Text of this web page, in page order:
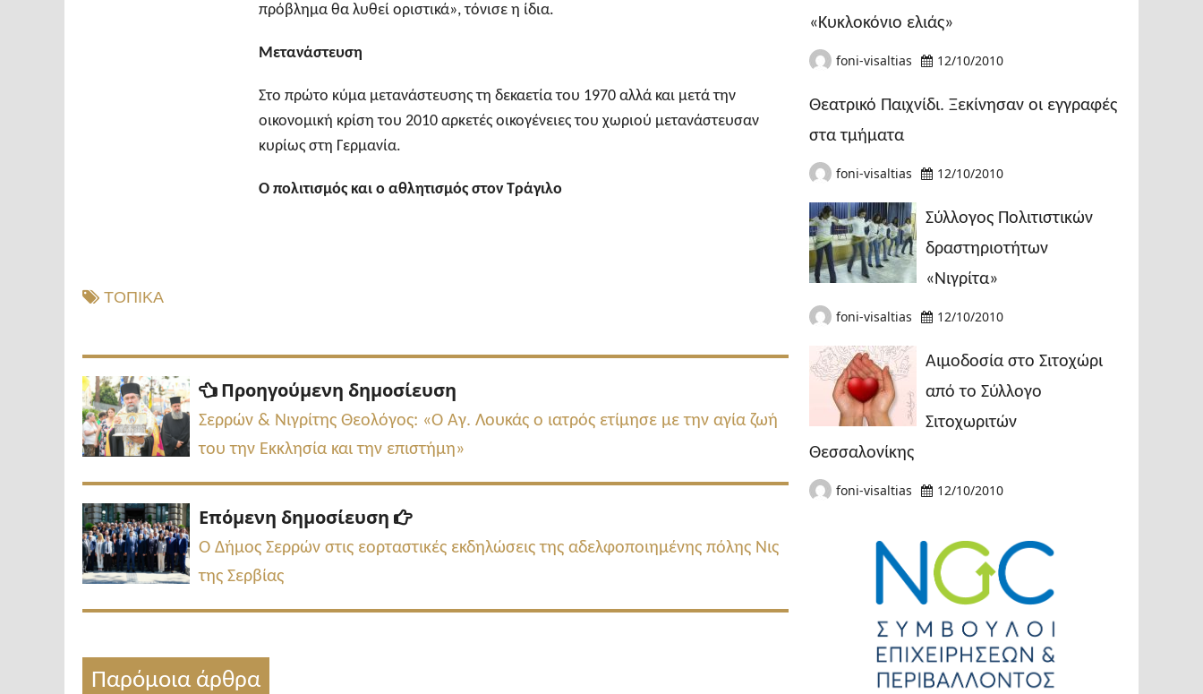
πρόβλημα θα λυθεί οριστικά», τόνισε η ίδια.
Μετανάστευση
Στο πρώτο κύμα μετανάστευσης τη δεκαετία του 1970 αλλά και μετά την
οικονομική κρίση του 2010 αρκετές οικογένειες του χωριού μετανάστευσαν
κυρίως στη Γερμανία.
Ο πολιτισμός και ο αθλητισμός στον Τράγιλο
ΤΟΠΙΚΑ
Πλοήγηση
άρθρων
Προηγούμενη δημοσίευση
δημοσίευση:
Σερρών & Νιγρίτης Θεολόγος: «Ο Άγ. Λουκάς ο ιατρός ετίμησε με την αγία ζωή
του την Εκκλησία και την επιστήμη»
Επόμενη δημοσίευση
Επόμενη
δημοσίευση:
Ο Δήμος Σερρών στις εορταστικές εκδηλώσεις της αδελφοποιημένης πόλης Νις
της Σερβίας
Παρόμοια άρθρα
«Κυκλοκόνιο ελιάς»
foni-visaltias 12/10/2010
Θεατρικό Παιχνίδι. Ξεκίνησαν οι εγγραφές
στα τμήματα
foni-visaltias 12/10/2010
Σύλλογος Πολιτιστικών
δραστηριοτήτων
«Νιγρίτα»
foni-visaltias 12/10/2010
Αιμοδοσία στο Σιτοχώρι
από το Σύλλογο
Σιτοχωριτών
Θεσσαλονίκης
foni-visaltias 12/10/2010